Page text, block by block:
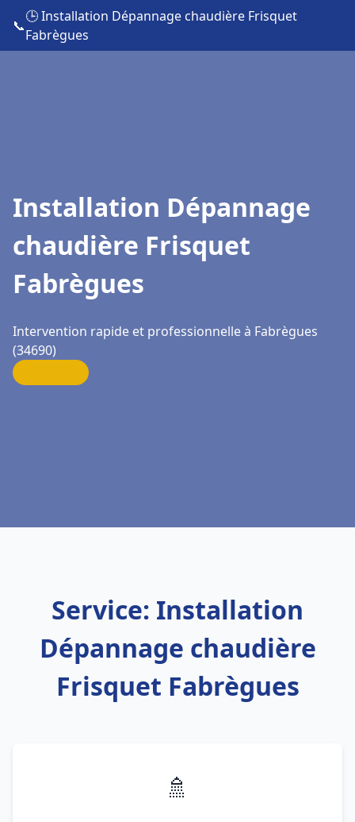
📞
🕒 Installation Dépannage chaudière Frisquet
Fabrègues
Installation Dépannage
chaudière Frisquet
Fabrègues
Intervention rapide et professionnelle à Fabrègues
(34690)
Service: Installation
Dépannage chaudière
Frisquet Fabrègues
🚿